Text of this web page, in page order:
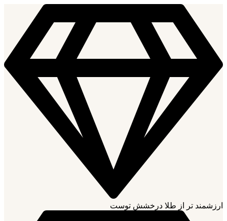
ارزشمند تر از طلا درخشش توست